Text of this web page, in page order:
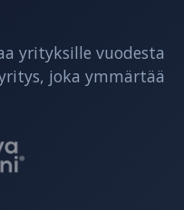
yrityksille vuodesta
joka ymmärtää